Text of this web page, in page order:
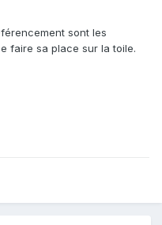
sont les
faire sa place sur la toile.